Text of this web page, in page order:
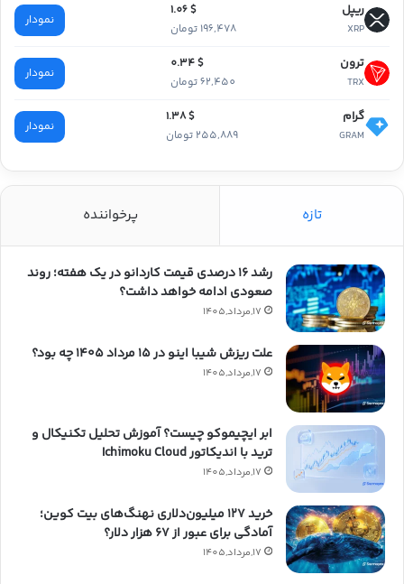
ریپل
XRP
$ 1.06
196,478 تومان
نمودار
ترون
TRX
$ 0.34
62,450 تومان
نمودار
گرام
GRAM
$ 1.38
255,889 تومان
نمودار
تازه پرخواننده
رشد ۱۶ درصدی قیمت کاردانو در یک هفته؛ روند
صعودی ادامه خواهد داشت؟
17,مرداد,1405
علت ریزش شیبا اینو در ۱۵ مرداد ۱۴۰۵ چه بود؟
17,مرداد,1405
ابر ایچیموکو چیست؟ آموزش تحلیل تکنیکال و
ترید با اندیکاتور Ichimoku Cloud
17,مرداد,1405
خرید ۱۲۷ میلیون‌دلاری نهنگ‌های بیت کوین؛
آمادگی برای عبور از ۶۷ هزار دلار؟
17,مرداد,1405